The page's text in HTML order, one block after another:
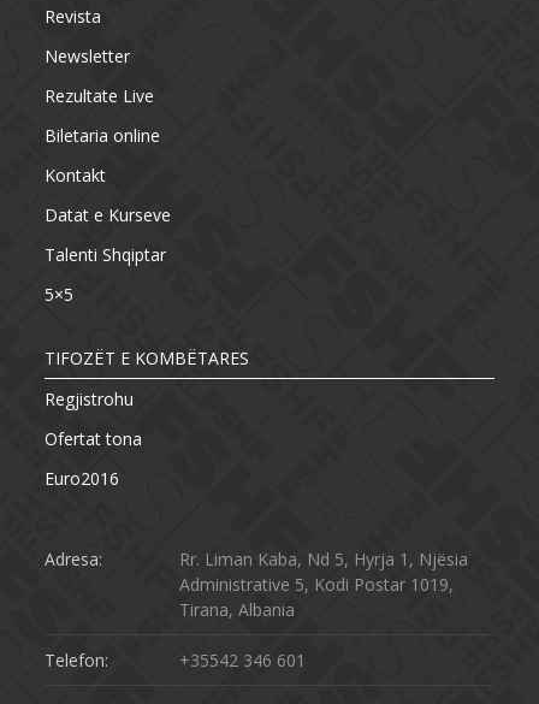
Revista
Newsletter
Rezultate Live
Biletaria online
Kontakt
Datat e Kurseve
Talenti Shqiptar
5×5
TIFOZËT E KOMBËTARES
Regjistrohu
Ofertat tona
Euro2016
Adresa:
Rr. Liman Kaba, Nd 5, Hyrja 1, Njësia
Administrative 5, Kodi Postar 1019,
Tirana, Albania
Telefon: +35542 346 601